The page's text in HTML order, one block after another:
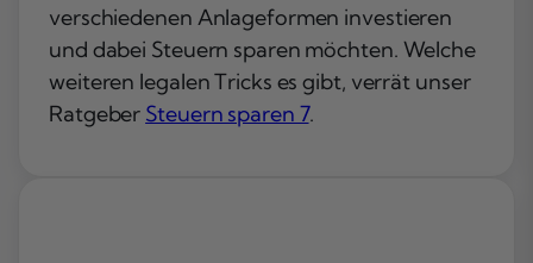
verschiedenen Anlageformen investieren
und dabei Steuern sparen möchten. Welche
weiteren legalen Tricks es gibt, verrät unser
Ratgeber Steuern sparen 7.